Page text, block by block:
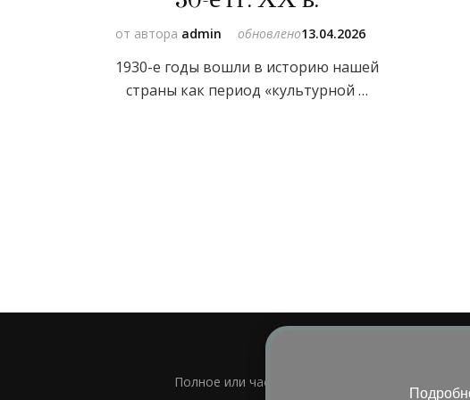
от автора admin обновлено13.04.2026
1930-е годы вошли в историю нашей
страны как период «культурной …
Полное или частичное использование